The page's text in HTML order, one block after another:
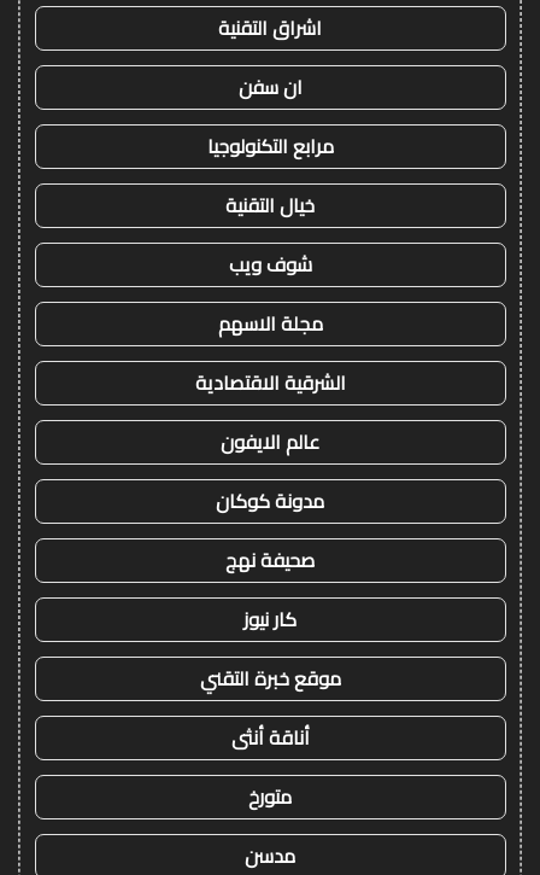
اشراق التقنية
ان سفن
مرابع التكنولوجيا
خيال التقنية
شوف ويب
مجلة الاسهم
الشرقية الاقتصادية
عالم الايفون
مدونة كوكان
صحيفة نهج
كار نيوز
موقع خبرة التقني
أناقة أنثى
متورخ
مدسن